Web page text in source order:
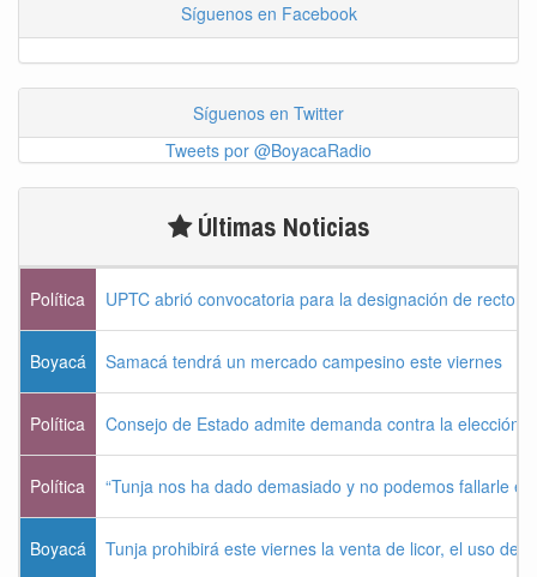
Síguenos en Facebook
Síguenos en Twitter
Tweets por @BoyacaRadio
Últimas Noticias
Política UPTC abrió convocatoria para la designación de rector
Boyacá Samacá tendrá un mercado campesino este viernes
Política Consejo de Estado admite demanda contra la elección
Política “Tunja nos ha dado demasiado y no podemos fallarle
Boyacá Tunja prohibirá este viernes la venta de licor, el uso de